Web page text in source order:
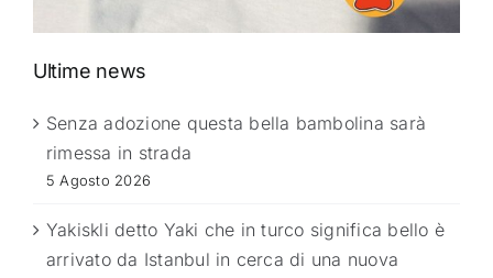
Ultime news
Senza adozione questa bella bambolina sarà
rimessa in strada
5 Agosto 2026
Yakiskli detto Yaki che in turco significa bello è
arrivato da Istanbul in cerca di una nuova